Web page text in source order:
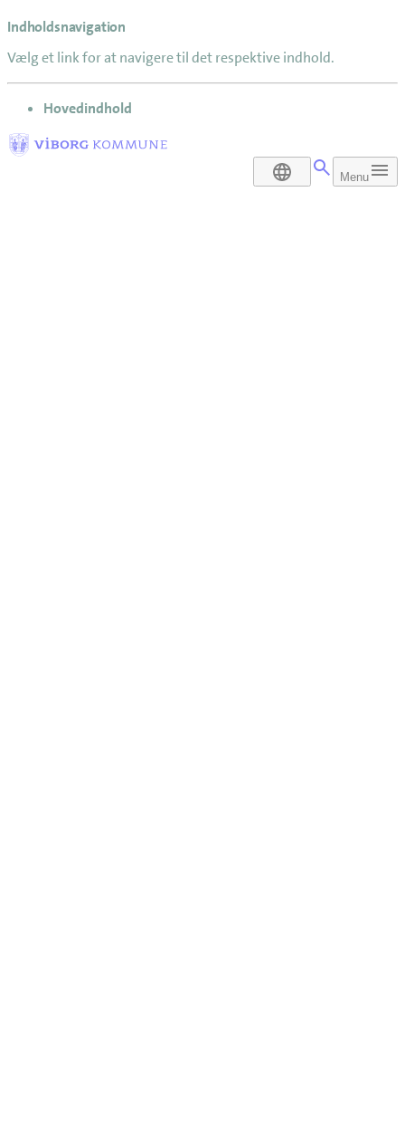
Indholdsnavigation
Vælg et link for at navigere til det respektive indhold.
gå til
Hovedindhold
DA Menu